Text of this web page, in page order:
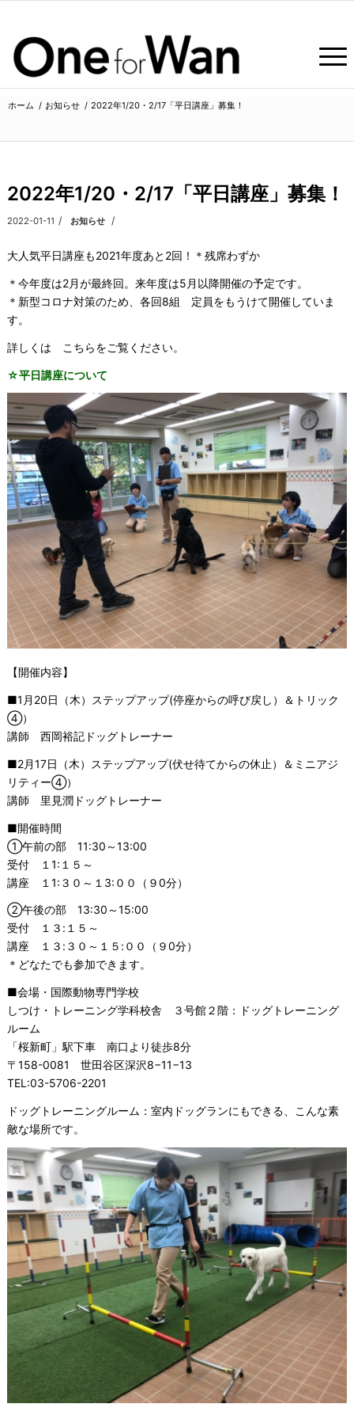
ホーム / お知らせ / 2022年1/20・2/17「平日講座」募集！
2022年1/20・2/17「平日講座」募集！
2022-01-11 /
カテゴリ: お知らせ /
大人気平日講座も2021年度あと2回！＊残席わずか
＊今年度は2月が最終回。来年度は5月以降開催の予定です。
＊新型コロナ対策のため、各回8組 定員をもうけて開催していま
す。
詳しくは こちらをご覧ください。
☆平日講座について
【開催内容】
■1月20日（木）ステップアップ(停座からの呼び戻し）＆トリック
④）
講師 西岡裕記ドッグトレーナー
■2月17日（木）ステップアップ(伏せ待てからの休止）＆ミニアジ
リティー④）
講師 里見潤ドッグトレーナー
■開催時間
①午前の部 11:30～13:00
受付 １1:１５～
講座 １1:３０～１3:００（９0分）
②午後の部 13:30～15:00
受付 １３:１５～
講座 １３:３０～１５:００（９0分）
＊どなたでも参加できます。
■会場・国際動物専門学校
しつけ・トレーニング学科校舎 ３号館２階：ドッグトレーニング
ルーム
「桜新町」駅下車 南口より徒歩8分
〒158-0081 世田谷区深沢8−11−13
TEL:03-5706-2201
ドッグトレーニングルーム：室内ドッグランにもできる、こんな素
敵な場所です。